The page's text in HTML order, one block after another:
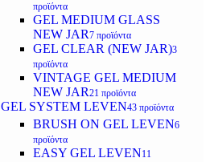
προϊόντα
GEL MEDIUM GLASS
NEW JAR7 προϊόντα
GEL CLEAR (NEW JAR)3
προϊόντα
VINTAGE GEL MEDIUM
NEW JAR21 προϊόντα
GEL SYSTEM LEVEN43 προϊόντα
BRUSH ON GEL LEVEN6
προϊόντα
EASY GEL LEVEN11